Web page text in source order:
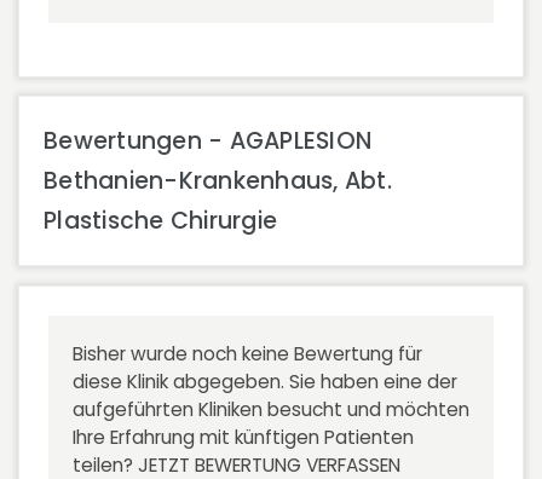
Bewertungen - AGAPLESION
Bethanien-Krankenhaus, Abt.
Plastische Chirurgie
Bisher wurde noch keine Bewertung für
diese Klinik abgegeben. Sie haben eine der
aufgeführten Kliniken besucht und möchten
Ihre Erfahrung mit künftigen Patienten
teilen? JETZT BEWERTUNG VERFASSEN